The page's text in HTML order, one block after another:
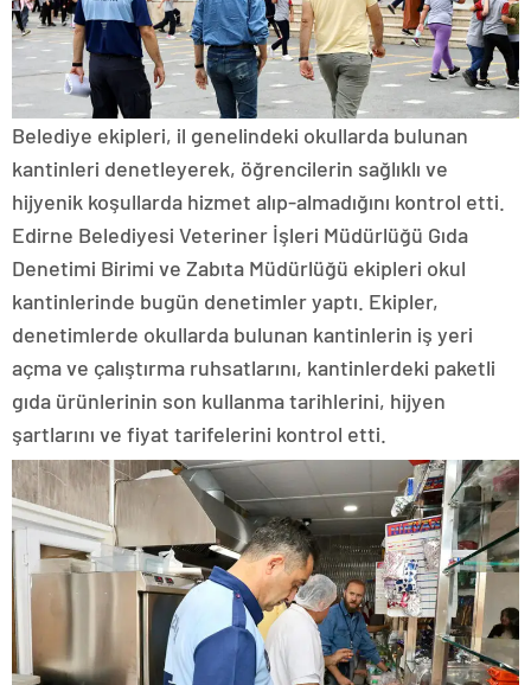
Belediye ekipleri, il genelindeki okullarda bulunan
kantinleri denetleyerek, öğrencilerin sağlıklı ve
hijyenik koşullarda hizmet alıp-almadığını kontrol etti.
Edirne Belediyesi Veteriner İşleri Müdürlüğü Gıda
Denetimi Birimi ve Zabıta Müdürlüğü ekipleri okul
kantinlerinde bugün denetimler yaptı. Ekipler,
denetimlerde okullarda bulunan kantinlerin iş yeri
açma ve çalıştırma ruhsatlarını, kantinlerdeki paketli
gıda ürünlerinin son kullanma tarihlerini, hijyen
şartlarını ve fiyat tarifelerini kontrol etti.